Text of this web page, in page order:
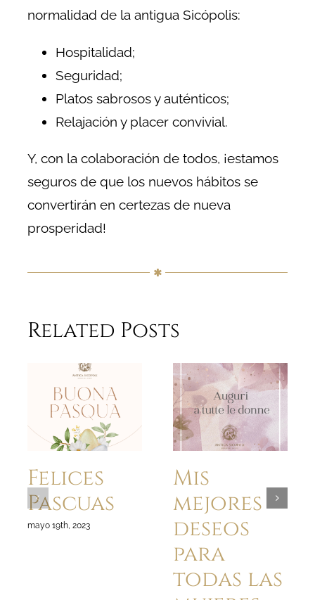
normalidad de la antigua Sicópolis:
Hospitalidad;
Seguridad;
Platos sabrosos y auténticos;
Relajación y placer convivial.
Y, con la colaboración de todos, ¡estamos
seguros de que los nuevos hábitos se
convertirán en certezas de nueva
prosperidad!
Related Posts
Felices
Pascuas
mayo 19th, 2023
Mis
mejores
deseos
para
todas las